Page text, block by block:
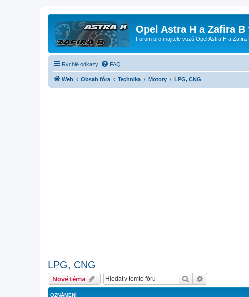
Opel Astra H a Zafira B
Forum pro majitele vozů Opel Astra H a Zafira
Rychlé odkazy FAQ
Web Obsah fóra Technika Motory LPG, CNG
LPG, CNG
Nové téma Hledat
OZNÁMENÍ